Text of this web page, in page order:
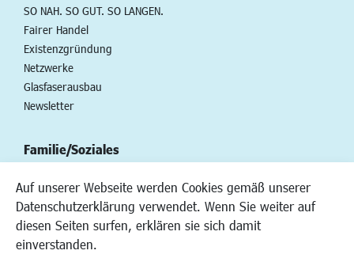
Auf unserer Webseite werden Cookies gemäß unserer
Datenschutzerklärung verwendet. Wenn Sie weiter auf
diesen Seiten surfen, erklären sie sich damit
einverstanden.
SO NAH. SO GUT. SO LANGEN.
Fairer Handel
Existenzgründung
Netzwerke
Glasfaserausbau
Newsletter
Familie/Soziales
Kinderbetreuung
Kinder und Jugend
Institutionen für Familien
Frauen